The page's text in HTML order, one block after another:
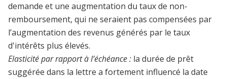
demande et une augmentation du taux de non-
remboursement, qui ne seraient pas compensées par
l’augmentation des revenus générés par le taux
d'intérêts plus élevés.
Elasticité par rapport à l’échéance : la durée de prêt
suggérée dans la lettre a fortement influencé la date